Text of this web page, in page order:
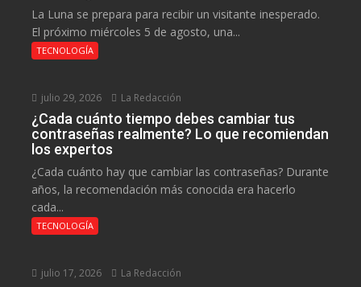
La Luna se prepara para recibir un visitante inesperado.
El próximo miércoles 5 de agosto, una...
TECNOLOGÍA
julio 29, 2026 La Redacción
¿Cada cuánto tiempo debes cambiar tus
contraseñas realmente? Lo que recomiendan
los expertos
¿Cada cuánto hay que cambiar las contraseñas? Durante
años, la recomendación más conocida era hacerlo
cada...
TECNOLOGÍA
julio 17, 2026 La Redacción